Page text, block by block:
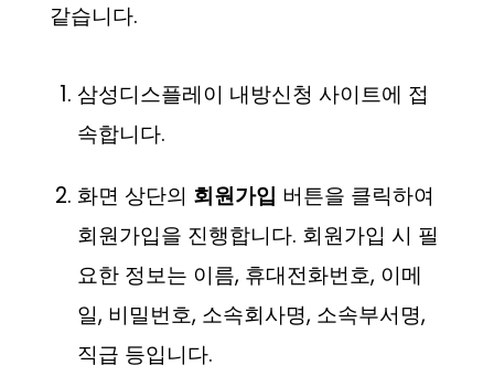
같습니다.
삼성디스플레이 내방신청 사이트에 접
속합니다.
화면 상단의 회원가입 버튼을 클릭하여
회원가입을 진행합니다. 회원가입 시 필
요한 정보는 이름, 휴대전화번호, 이메
일, 비밀번호, 소속회사명, 소속부서명,
직급 등입니다.